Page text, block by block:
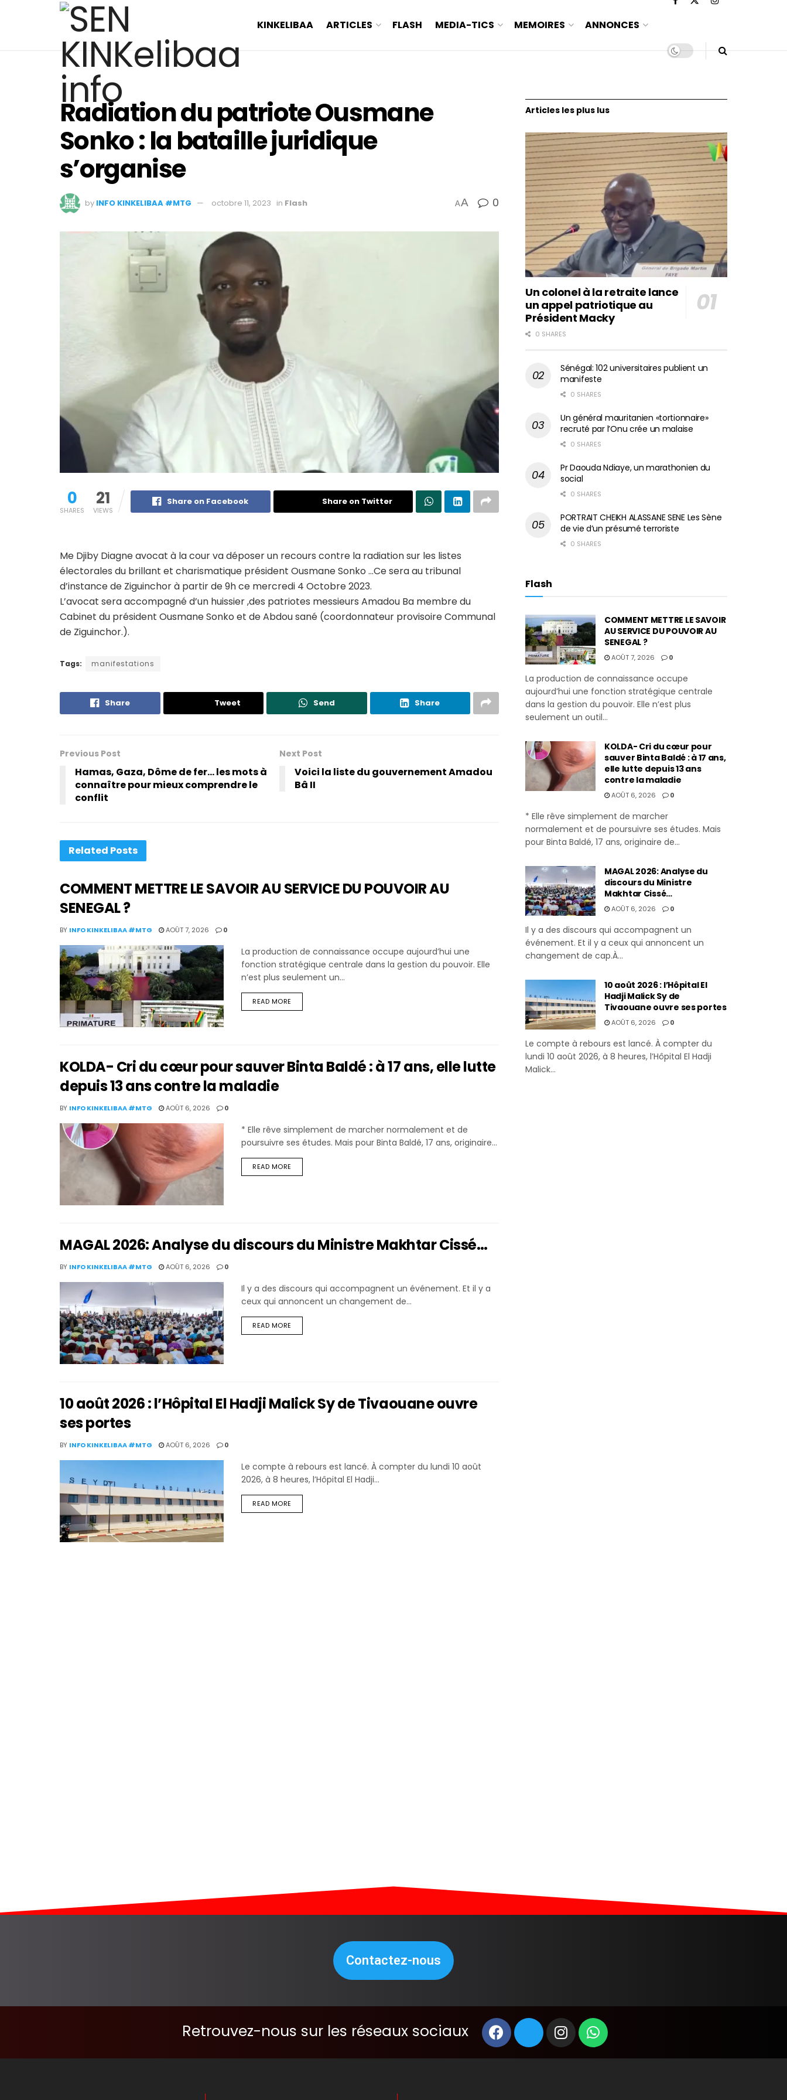
KINKELIBAA ARTICLES FLASH MEDIA-TICS MEMOIRES ANNONCES
Radiation du patriote Ousmane
Sonko : la bataille juridique
s’organise
by INFO KINKELIBAA #MTG octobre 11, 2023 in Flash AA 0
0
SHARES
21
VIEWS
Share on Facebook Share on Twitter
Me Djiby Diagne avocat à la cour va déposer un recours contre la radiation sur les listes
électorales du brillant et charismatique président Ousmane Sonko …Ce sera au tribunal
d’instance de Ziguinchor à partir de 9h ce mercredi 4 Octobre 2023.
L’avocat sera accompagné d’un huissier ,des patriotes messieurs Amadou Ba membre du
Cabinet du président Ousmane Sonko et de Abdou sané (coordonnateur provisoire Communal
de Ziguinchor.).
Tags: manifestations
Share Tweet Send Share
Previous Post
Hamas, Gaza, Dôme de fer… les mots à
connaître pour mieux comprendre le
conflit
Next Post
Voici la liste du gouvernement Amadou
Bâ II
Related Posts
COMMENT METTRE LE SAVOIR AU SERVICE DU POUVOIR AU
SENEGAL ?
BY INFO KINKELIBAA #MTG AOÛT 7, 2026 0
La production de connaissance occupe aujourd’hui une
fonction stratégique centrale dans la gestion du pouvoir. Elle
n’est plus seulement un...
READ MORE
KOLDA- Cri du cœur pour sauver Binta Baldé : à 17 ans, elle lutte
depuis 13 ans contre la maladie
BY INFO KINKELIBAA #MTG AOÛT 6, 2026 0
* Elle rêve simplement de marcher normalement et de
poursuivre ses études. Mais pour Binta Baldé, 17 ans, originaire...
READ MORE
MAGAL 2026: Analyse du discours du Ministre Makhtar Cissé…
BY INFO KINKELIBAA #MTG AOÛT 6, 2026 0
Il y a des discours qui accompagnent un événement. Et il y a
ceux qui annoncent un changement de...
READ MORE
10 août 2026 : l’Hôpital El Hadji Malick Sy de Tivaouane ouvre
ses portes
BY INFO KINKELIBAA #MTG AOÛT 6, 2026 0
Le compte à rebours est lancé. À compter du lundi 10 août
2026, à 8 heures, l’Hôpital El Hadji...
READ MORE
Articles les plus lus
Un colonel à la retraite lance
un appel patriotique au
Président Macky
0 SHARES
Sénégal: 102 universitaires publient un
manifeste
0 SHARES
Un général mauritanien «tortionnaire»
recruté par l’Onu crée un malaise
0 SHARES
Pr Daouda Ndiaye, un marathonien du
social
0 SHARES
PORTRAIT CHEIKH ALASSANE SENE Les Sène
de vie d’un présumé terroriste
0 SHARES
Flash
COMMENT METTRE LE SAVOIR
AU SERVICE DU POUVOIR AU
SENEGAL ?
AOÛT 7, 2026 0
La production de connaissance occupe
aujourd’hui une fonction stratégique centrale
dans la gestion du pouvoir. Elle n’est plus
seulement un outil...
KOLDA- Cri du cœur pour
sauver Binta Baldé : à 17 ans,
elle lutte depuis 13 ans
contre la maladie
AOÛT 6, 2026 0
* Elle rêve simplement de marcher
normalement et de poursuivre ses études. Mais
pour Binta Baldé, 17 ans, originaire de...
MAGAL 2026: Analyse du
discours du Ministre
Makhtar Cissé…
AOÛT 6, 2026 0
Il y a des discours qui accompagnent un
événement. Et il y a ceux qui annoncent un
changement de cap.À...
10 août 2026 : l’Hôpital El
Hadji Malick Sy de
Tivaouane ouvre ses portes
AOÛT 6, 2026 0
Le compte à rebours est lancé. À compter du
lundi 10 août 2026, à 8 heures, l’Hôpital El Hadji
Malick...
Contactez-nous
Retrouvez-nous sur les réseaux sociaux